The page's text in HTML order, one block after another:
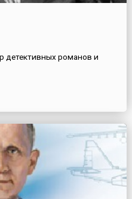
детективных романов и